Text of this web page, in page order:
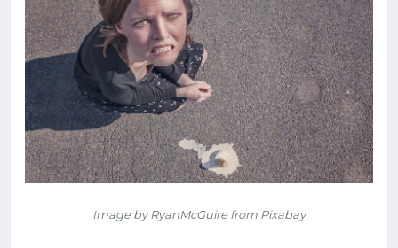
Image by RyanMcGuire from Pixabay